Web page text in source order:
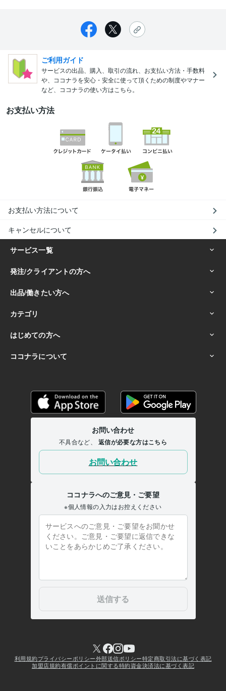
ご利用ガイド
サービスの出品、購入、取引の流れ、お支払い方法・手数料
や、ココナラを安心・安全に使って頂くための制度やマナー
など、ココナラの使い方はこちら。
お支払い方法
お支払い方法について
キャンセルについて